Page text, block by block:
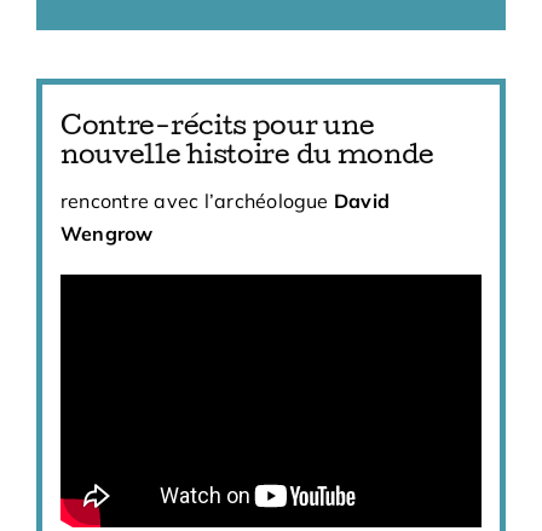
Contre-récits pour une
nouvelle histoire du monde
rencontre avec l’archéologue David
Wengrow